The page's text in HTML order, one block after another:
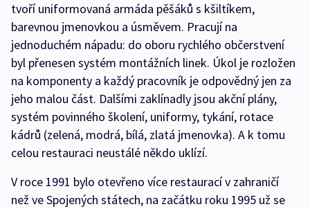
tvoří uniformovaná armáda pěšáků s kšiltíkem,
barevnou jmenovkou a úsměvem. Pracují na
jednoduchém nápadu: do oboru rychlého občerstvení
byl přenesen systém montážních linek. Úkol je rozložen
na komponenty a každý pracovník je odpovědný jen za
jeho malou část. Dalšími zaklínadly jsou akční plány,
systém povinného školení, uniformy, tykání, rotace
kádrů (zelená, modrá, bílá, zlatá jmenovka). A k tomu
celou restauraci neustálé někdo uklízí.
V roce 1991 bylo otevřeno více restaurací v zahraničí
než ve Spojených státech, na začátku roku 1995 už se